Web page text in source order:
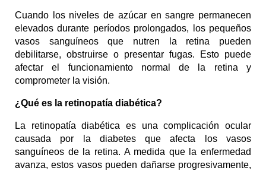
Cuando los niveles de azúcar en sangre permanecen
elevados durante períodos prolongados, los pequeños
vasos sanguíneos que nutren la retina pueden
debilitarse, obstruirse o presentar fugas. Esto puede
afectar el funcionamiento normal de la retina y
comprometer la visión.
¿Qué es la retinopatía diabética?
La retinopatía diabética es una complicación ocular
causada por la diabetes que afecta los vasos
sanguíneos de la retina. A medida que la enfermedad
avanza, estos vasos pueden dañarse progresivamente,